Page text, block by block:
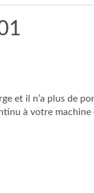
et il n’a plus de
à votre